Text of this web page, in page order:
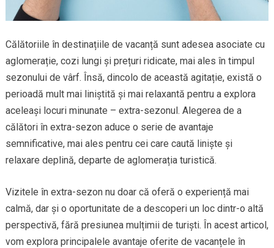
Călătoriile în destinațiile de vacanță sunt adesea asociate cu
aglomerație, cozi lungi și prețuri ridicate, mai ales în timpul
sezonului de vârf. Însă, dincolo de această agitație, există o
perioadă mult mai liniștită și mai relaxantă pentru a explora
aceleași locuri minunate – extra-sezonul. Alegerea de a
călători în extra-sezon aduce o serie de avantaje
semnificative, mai ales pentru cei care caută liniște și
relaxare deplină, departe de aglomerația turistică.
Vizitele în extra-sezon nu doar că oferă o experiență mai
calmă, dar și o oportunitate de a descoperi un loc dintr-o altă
perspectivă, fără presiunea mulțimii de turiști. În acest articol,
vom explora principalele avantaje oferite de vacanțele în